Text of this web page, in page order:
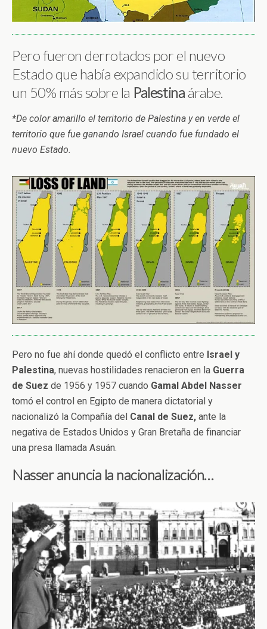
Pero fueron derrotados por el nuevo
Estado que había expandido su territorio
un 50% más sobre la Palestina árabe.
*De color amarillo el territorio de Palestina y en verde el
territorio que fue ganando Israel cuando fue fundado el
nuevo Estado.
Pero no fue ahí donde quedó el conflicto entre Israel y
Palestina, nuevas hostilidades renacieron en la Guerra
de Suez de 1956 y 1957 cuando Gamal Abdel Nasser
tomó el control en Egipto de manera dictatorial y
nacionalizó la Compañía del Canal de Suez, ante la
negativa de Estados Unidos y Gran Bretaña de financiar
una presa llamada Asuán.
Nasser anuncia la nacionalización…